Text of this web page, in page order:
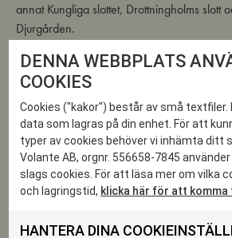
annat Kungliga slottet, Drottningholms slott
Djurgården.
Karaktären Homan har inspirerat till det
som grundades 1982 i Grythyttan.
Antikhandlare Homan har tagit sig vatten
tjänsteman i Regeringskansliet anklagas för
hans hjälp, och snart är han indragen i en
utländska underrättelsetjänster, Estonias
inte minst en fal orm i det äktenskapliga
DENNA WEBBPLATS
COOKIES
Cookies ("kakor") består av små textfiler.
data som lagras på din enhet. För att
typer av cookies behöver vi inhämta ditt
Volante AB, orgnr. 556658-7845
slags cookies. För att läsa mer om vilka
och lagringstid, klicka här för att komma
HANTERA DINA